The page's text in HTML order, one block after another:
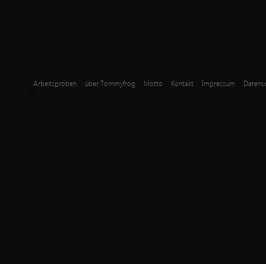
Arbeitsproben über Tommyfrog Motto Kontakt Impressum